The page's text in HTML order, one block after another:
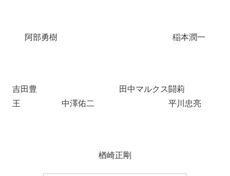
阿部勇樹 稲本潤一
吉田豊 田中マルクス闘莉
王 中澤佑二 平川忠亮
楢崎正剛